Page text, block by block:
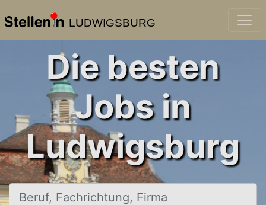
LUDWIGSBURG
Die besten
Jobs in
Ludwigsburg
Beruf, Fachrichtung, Firma